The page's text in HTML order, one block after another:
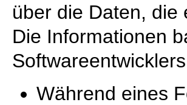
über die Daten, die
Die Informationen
Während eines